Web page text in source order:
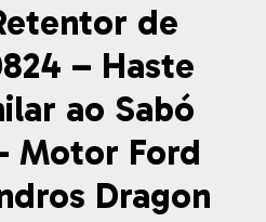
de
– Haste
ao Sabó
Motor Ford
Dragon